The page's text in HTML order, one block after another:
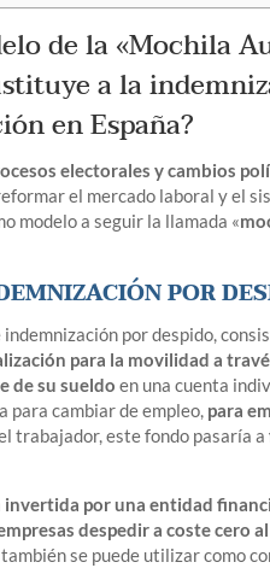
de la «Mochila
a la
en España?
electorales y cambios
el mercado laboral y el
modelo a seguir la llamada «
POR
indemnización por despido,
para la movilidad a
de su sueldo en una cuenta
para cambiar de empleo, para
trabajador, este fondo pasaría a
invertida por una entidad
despedir a coste cero
se puede utilizar como